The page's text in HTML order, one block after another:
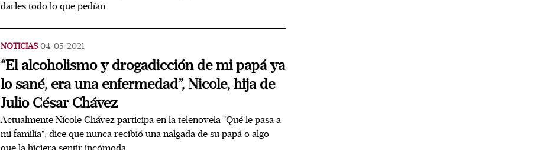
darles todo lo que pedían
NOTICIAS 04/05/2021
“El alcoholismo y drogadicción de mi papá ya
lo sané, era una enfermedad”, Nicole, hija de
Julio César Chávez
Actualmente Nicole Chávez participa en la telenovela "Qué le pasa a
mi familia"; dice que nunca recibió una nalgada de su papá o algo